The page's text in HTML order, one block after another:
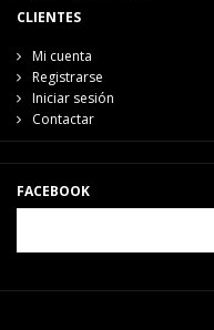
CLIENTES
Mi cuenta
Registrarse
Iniciar sesión
Contactar
FACEBOOK